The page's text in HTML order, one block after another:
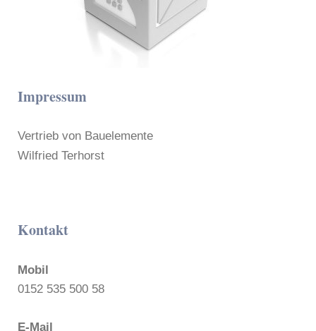
Impressum
Vertrieb von Bauelemente
Wilfried Terhorst
Kontakt
Mobil
0152 535 500 58
E-Mail